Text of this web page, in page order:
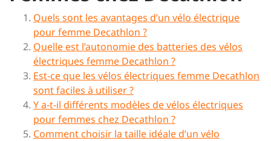
Quels sont les avantages d’un vélo électrique
pour femme Decathlon ?
Quelle est l’autonomie des batteries des vélos
électriques femme Decathlon ?
Est-ce que les vélos électriques femme Decathlon
sont faciles à utiliser ?
Y a-t-il différents modèles de vélos électriques
pour femmes chez Decathlon ?
Comment choisir la taille idéale d’un vélo